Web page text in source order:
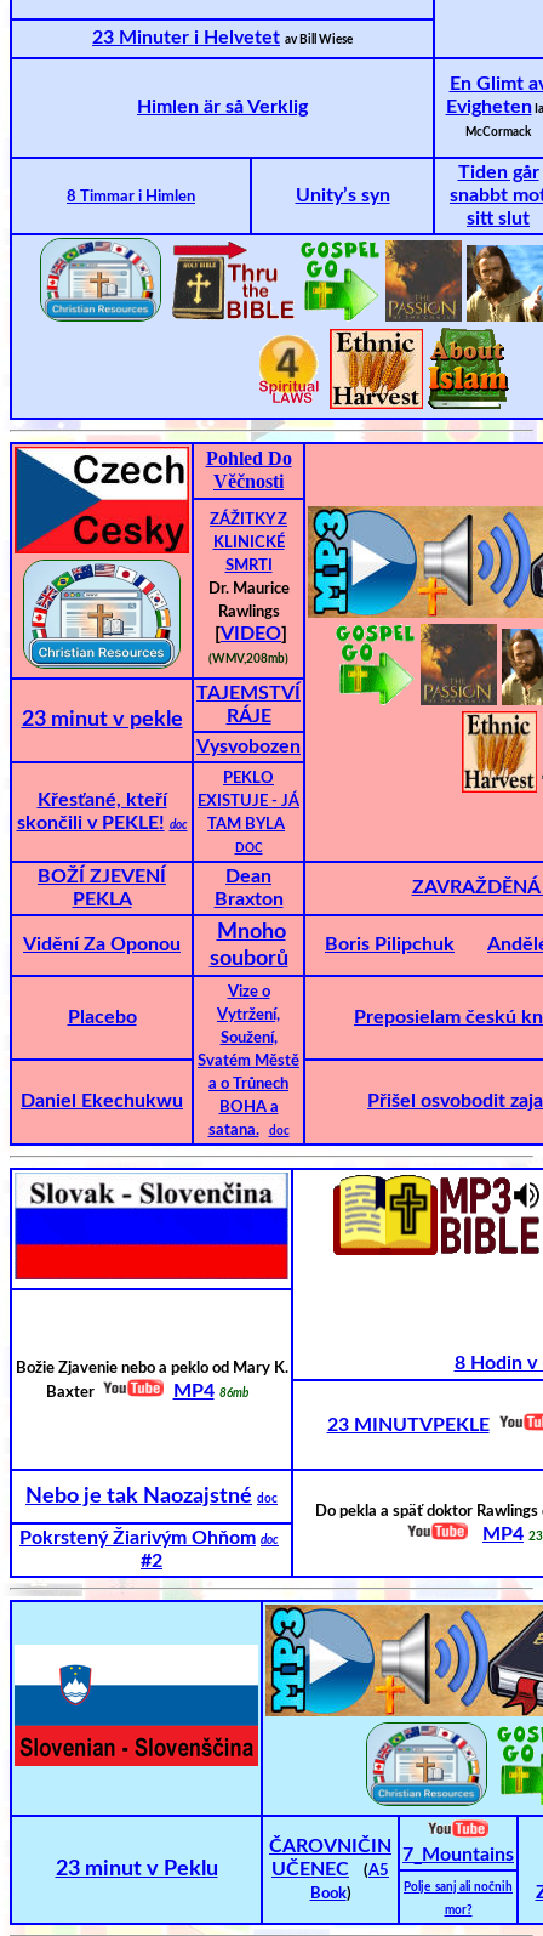
23 Minuter i Helvetet av Bill Wiese
Himlen är så Verklig
En Glimt
Evigheten
McCormack
8 Timmar i Himlen Unity’s syn
Tiden går
snabbt
sitt slut
Pohled Do
Věčnosti
ZÁŽITKY Z
KLINICKÉ
SMRTI
Dr. Maurice
Rawlings
[VIDEO]
(WMV,208mb)
23 minut v pekle
TAJEMSTVÍ
RÁJE
Vysvobozen
Křesťané, kteří
skončili v PEKLE! doc
PEKLO
EXISTUJE - JÁ
TAM BYLA
DOC
BOŽÍ ZJEVENÍ
PEKLA
Dean
Braxton
Vidění Za Oponou
Mnoho
souborů
Boris Pilipchuk
Placebo
Vize o
Vytržení,
Soužení,
Svatém Městě
a o Trůnech
BOHA a
satana.
doc
Preposielam českú
Daniel Ekechukwu Přišel osvobodit
8 Hodin v
BožieZjavenie nebo a peklo od Mary K.
Baxter
MP4 86mb
23 MINUTVPEKLE
Nebo je tak Naozajstné doc
Do pekla a späť doktor
MP4
Pokrstený Žiarivým Ohňom doc
#2
23 minut v Peklu
ČAROVNIČIN
UČENEC
(A5
Book)
7_Mountains
Polje sanj ali nočnih
mor?